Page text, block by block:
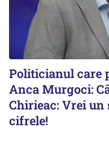
Politicianul care
Anca Murgoci:
Chirieac: Vrei un
cifrele!